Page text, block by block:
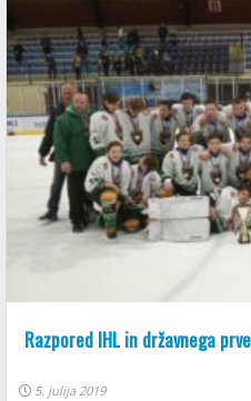
Razpored IHL in državnega
5. julija 2019